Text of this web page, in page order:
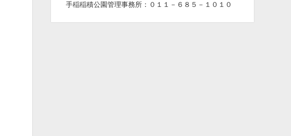
手稲稲積公園管理事務所：０１１－６８５－１０１０